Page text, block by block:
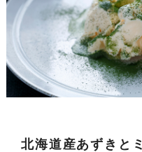
北海道産あずきと